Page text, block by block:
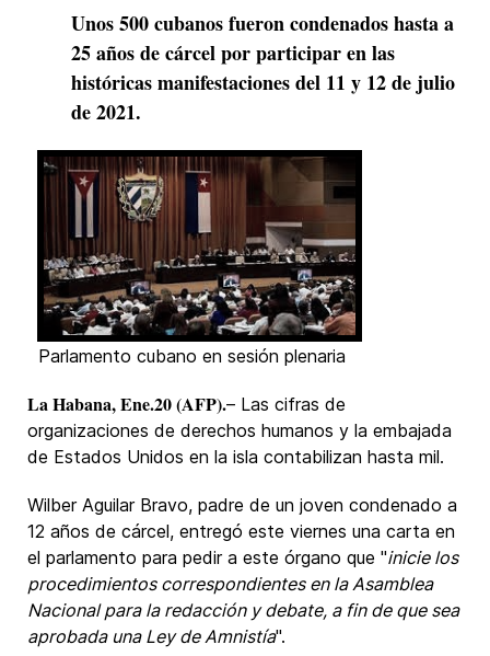
Unos 500 cubanos fueron condenados hasta a
25 años de cárcel por participar en las
históricas manifestaciones del 11 y 12 de julio
de 2021.
Parlamento cubano en sesión plenaria
La Habana, Ene.20 (AFP).– Las cifras de
organizaciones de derechos humanos y la embajada
de Estados Unidos en la isla contabilizan hasta mil.
Wilber Aguilar Bravo, padre de un joven condenado a
12 años de cárcel, entregó este viernes una carta en
el parlamento para pedir a este órgano que "inicie los
procedimientos correspondientes en la Asamblea
Nacional para la redacción y debate, a fin de que sea
aprobada una Ley de Amnistía".